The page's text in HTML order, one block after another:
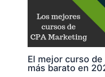
El mejor curso
más barato en